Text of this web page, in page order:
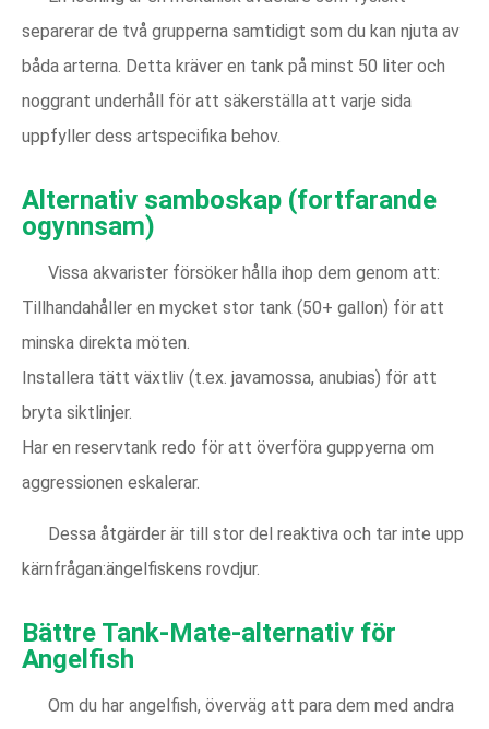
separerar de två grupperna samtidigt som du kan njuta av
båda arterna. Detta kräver en tank på minst 50 liter och
noggrant underhåll för att säkerställa att varje sida
uppfyller dess artspecifika behov.
Alternativ samboskap (fortfarande
ogynnsam)
Vissa akvarister försöker hålla ihop dem genom att:
Tillhandahåller en mycket stor tank (50+ gallon) för att
minska direkta möten.
Installera tätt växtliv (t.ex. javamossa, anubias) för att
bryta siktlinjer.
Har en reservtank redo för att överföra guppyerna om
aggressionen eskalerar.
Dessa åtgärder är till stor del reaktiva och tar inte upp
kärnfrågan:ängelfiskens rovdjur.
Bättre Tank-Mate-alternativ för
Angelfish
Om du har angelfish, överväg att para dem med andra